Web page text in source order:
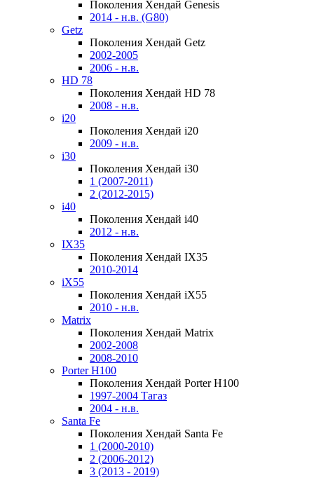
Поколения Хендай Genesis
2014 - н.в. (G80)
Getz
Поколения Хендай Getz
2002-2005
2006 - н.в.
HD 78
Поколения Хендай HD 78
2008 - н.в.
i20
Поколения Хендай i20
2009 - н.в.
i30
Поколения Хендай i30
1 (2007-2011)
2 (2012-2015)
i40
Поколения Хендай i40
2012 - н.в.
IX35
Поколения Хендай IX35
2010-2014
iX55
Поколения Хендай iX55
2010 - н.в.
Matrix
Поколения Хендай Matrix
2002-2008
2008-2010
Porter H100
Поколения Хендай Porter H100
1997-2004 Тагаз
2004 - н.в.
Santa Fe
Поколения Хендай Santa Fe
1 (2000-2010)
2 (2006-2012)
3 (2013 - 2019)